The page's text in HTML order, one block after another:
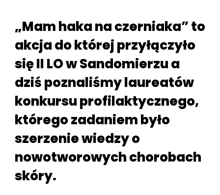
„Mam haka na czerniaka” to
akcja do której przyłączyło
się II LO w Sandomierzu a
dziś poznaliśmy laureatów
konkursu profilaktycznego,
którego zadaniem było
szerzenie wiedzy o
nowotworowych chorobach
skóry.